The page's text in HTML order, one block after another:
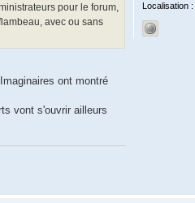
pour le forum,
avec ou sans
ont montré
vont s'ouvrir ailleurs
Localisation :